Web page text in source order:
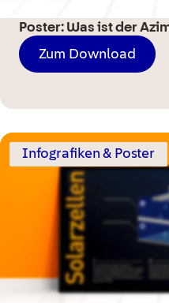
Poster: Was ist der
Zum Download
Infografiken & Poster